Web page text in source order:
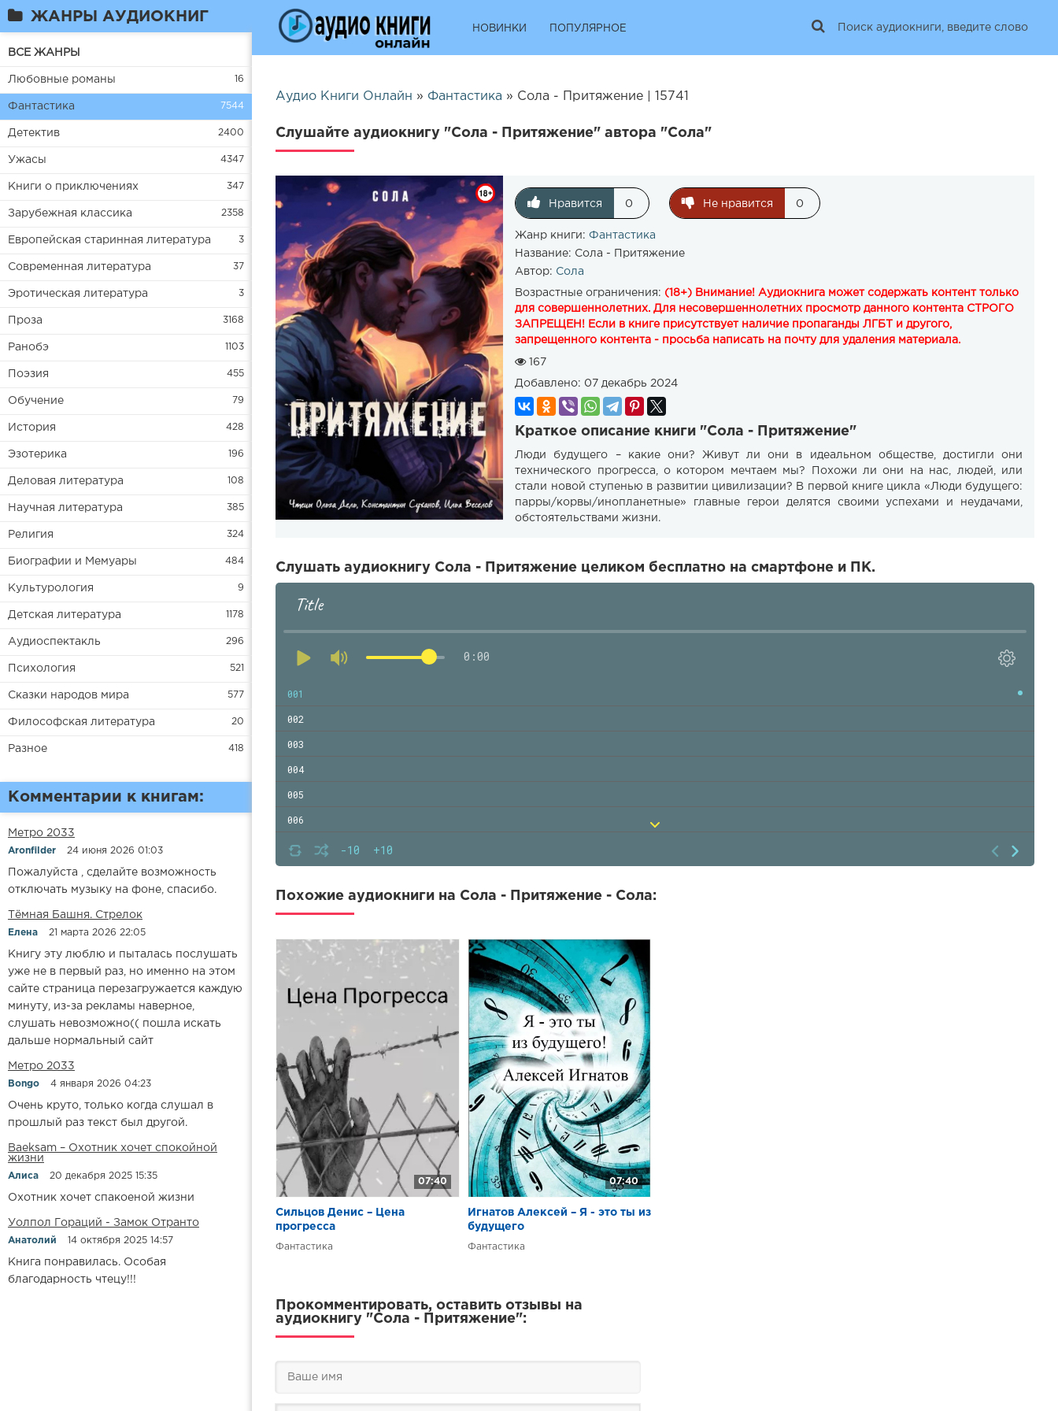
ЖАНРЫ АУДИОКНИГ
ВСЕ ЖАНРЫ
Любовные романы 16
Фантастика 7544
Детектив 2400
Ужасы 4347
Книги о приключениях 347
Зарубежная классика 2358
Европейская старинная литература 3
Современная литература 37
Эротическая литература 3
Проза 3168
Ранобэ 1103
Поэзия 455
Обучение 79
История 428
Эзотерика 196
Деловая литература 108
Научная литература 385
Религия 324
Биографии и Мемуары 484
Культурология 9
Детская литература 1178
Аудиоспектакль 296
Психология 521
Сказки народов мира 577
Философская литература 20
Разное 418
Комментарии к книгам:
Метро 2033
Aronfilder 24 июня 2026 01:03
Пожалуйста , сделайте возможность
отключать музыку на фоне, спасибо.
​​Тёмная Башня. Стрелок
Елена 21 марта 2026 22:05
Книгу эту люблю и пыталась послушать
уже не в первый раз, но именно на этом
сайте страница перезагружается каждую
минуту, из-за рекламы наверное,
слушать невозможно(( пошла искать
дальше нормальный сайт
Метро 2033
Bongo 4 января 2026 04:23
Очень круто, только когда слушал в
прошлый раз текст был другой.
Baeksam – Охотник хочет спокойной
жизни
Алиса 20 декабря 2025 15:35
Охотник хочет спакоеной жизни
Уолпол Гораций - Замок Отранто
Анатолий 14 октября 2025 14:57
Книга понравилась. Особая
благодарность чтецу!!!
НОВИНКИ ПОПУЛЯРНОЕ
Аудио Книги Онлайн » Фантастика » Сола - Притяжение | 15741
Слушайте аудиокнигу "Сола - Притяжение" автора "Сола"
Нравится 0 Не нравится 0
Жанр книги:Фантастика
Название: Сола - Притяжение
Автор: Сола
Возрастные ограничения: (18+) Внимание! Аудиокнига может содержать контент только
для совершеннолетних. Для несовершеннолетних просмотр данного контента СТРОГО
ЗАПРЕЩЕН! Если в книге присутствует наличие пропаганды ЛГБТ и другого,
запрещенного контента - просьба написать на почту для удаления материала.
167
Добавлено: 07 декабрь 2024
Краткое описание книги "Сола - Притяжение"
Люди будущего – какие они? Живут ли они в идеальном обществе, достигли они
технического прогресса, о котором мечтаем мы? Похожи ли они на нас, людей, или
стали новой ступенью в развитии цивилизации? В первой книге цикла «Люди будущего:
парры/корвы/инопланетные» главные герои делятся своими успехами и неудачами,
обстоятельствами жизни.
Слушать аудиокнигу Сола - Притяжение целиком бесплатно на смартфоне и ПК.
Title
0:00
-10 +10
001
002
003
004
005
006
007
008
009
011
013
016
017
018
019
020
Похожие аудиокниги на Сола - Притяжение - Сола:
07:40
Сильцов Денис – Цена
прогресса
Фантастика
07:40
Игнатов Алексей – Я - это ты из
будущего
Фантастика
Прокомментировать, оставить отзывы на
аудиокнигу "Сола - Притяжение":